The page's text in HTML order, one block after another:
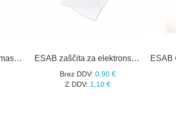
Steklo za elektronsko masko 110X90mm ESAB zaščita za elektronsko masko Warrior-Tech / Savage ZUNANJE
Brez DDV: 0,90 €
Z DDV: 1,10 €